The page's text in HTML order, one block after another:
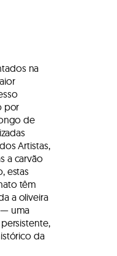
na
por
de
Artistas,
a carvão
estas
têm
a oliveira
uma
da